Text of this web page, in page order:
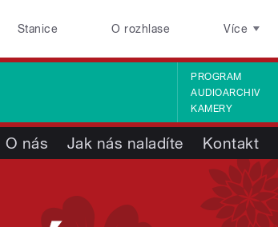
Stanice O rozhlase Více
PROGRAM
AUDIOARCHIV
KAMERY
O nás Jak nás naladíte Kontakt